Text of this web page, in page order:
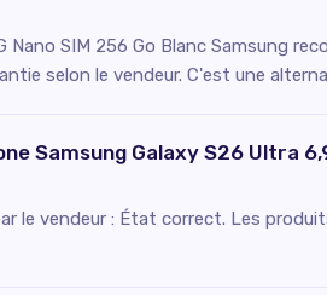
Nano SIM 256 Go Blanc Samsung
selon le vendeur. C'est une
Samsung Galaxy S26 Ultra
le vendeur : État correct. Les